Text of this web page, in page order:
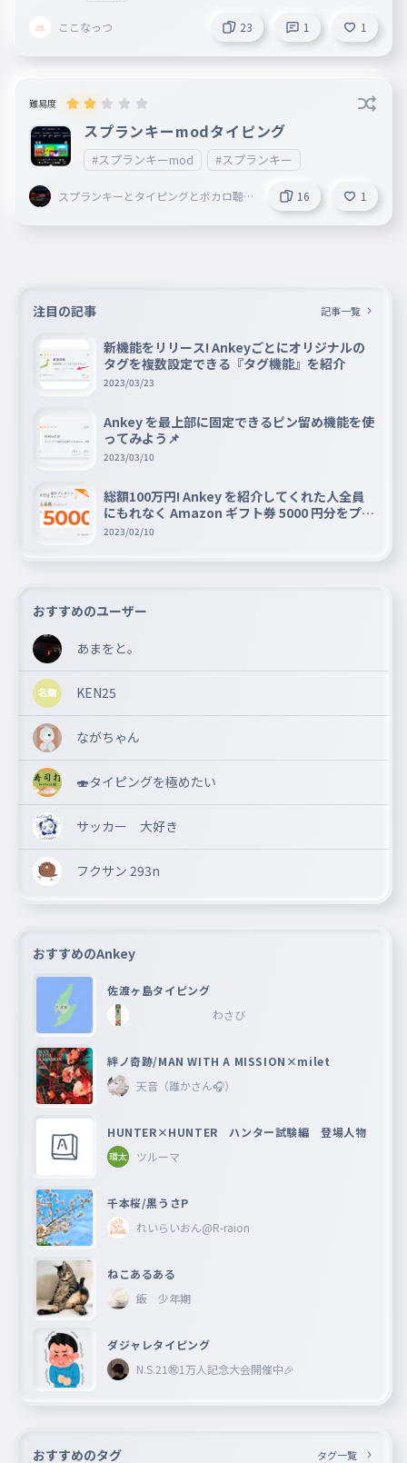
ここなっつ 23 1 1
難易度
スプランキーmodタイピング
#スプランキーmod #スプランキー
スプランキーとタイピングとボカロ聴
16 1
注目の記事 記事一覧
新機能をリリース! Ankeyごとにオリジナルの
タグを複数設定できる『タグ機能』を紹介
2023/03/23
Ankey を最上部に固定できるピン留め機能を使
ってみよう📌
2023/03/10
総額100万円! Ankey を紹介してくれた人全員
にもれなく Amazon ギフト券 5000 円分をプレ
ゼントキャンペーン!!
2023/02/10
おすすめのユーザー
あまをと。
KEN25
ながちゃん
🍣タイピングを極めたい
サッカー 大好き
フクサン 293n
おすすめのAnkey
佐渡ヶ島タイピング
わさび
絆ノ奇跡/MAN WITH A MISSION×milet
天音（誰かさん🎧）
HUNTER×HUNTER ハンター試験編 登場人物
ツルーマ
千本桜/黒うさP
れいらいおん@R-raion
ねこあるある
飯 少年期
ダジャレタイピング
N.S.21㊗︎1万人記念大会開催中🎉
おすすめのタグ タグ一覧